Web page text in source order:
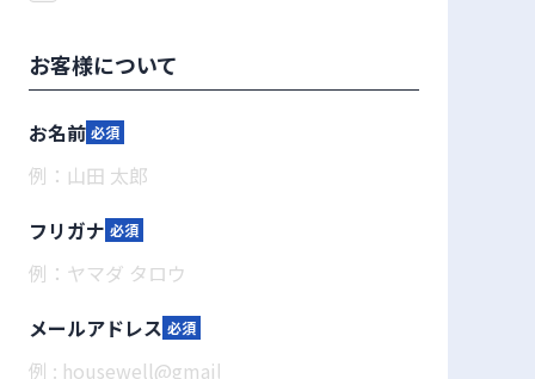
お客様について
お名前 必須
フリガナ 必須
メールアドレス 必須